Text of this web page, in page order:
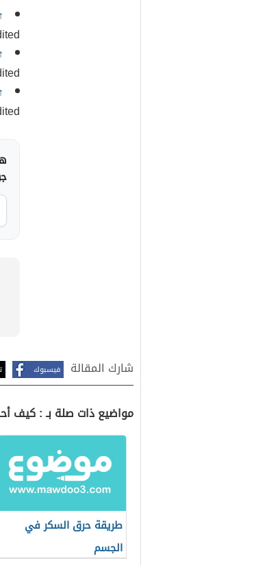
↑
↑
↑
شارك المقالة فيسبوك
مواضيع ذات صلة بـ : كيف
طريقة حرق السكر في
الجسم